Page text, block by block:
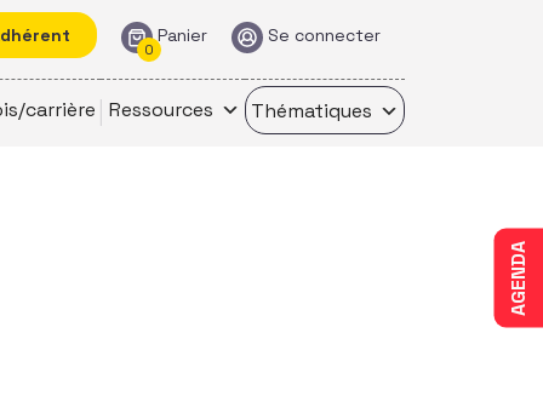
Panier
0
Se connecter
carrière Ressources Thématiques
AGENDA